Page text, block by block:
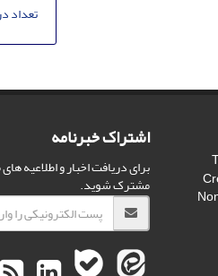
تعداد
اشتراک خبرنامه
برای دریافت اخبار و اطلاعیه
مشترک شوید.